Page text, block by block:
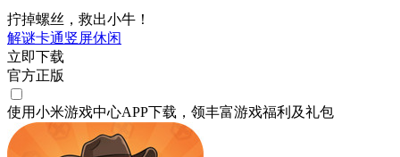
拧掉螺丝，救出小牛！
解谜卡通竖屏休闲
立即下载
官方正版
使用小米游戏中心APP下载 ，领丰富游戏福利 及礼包